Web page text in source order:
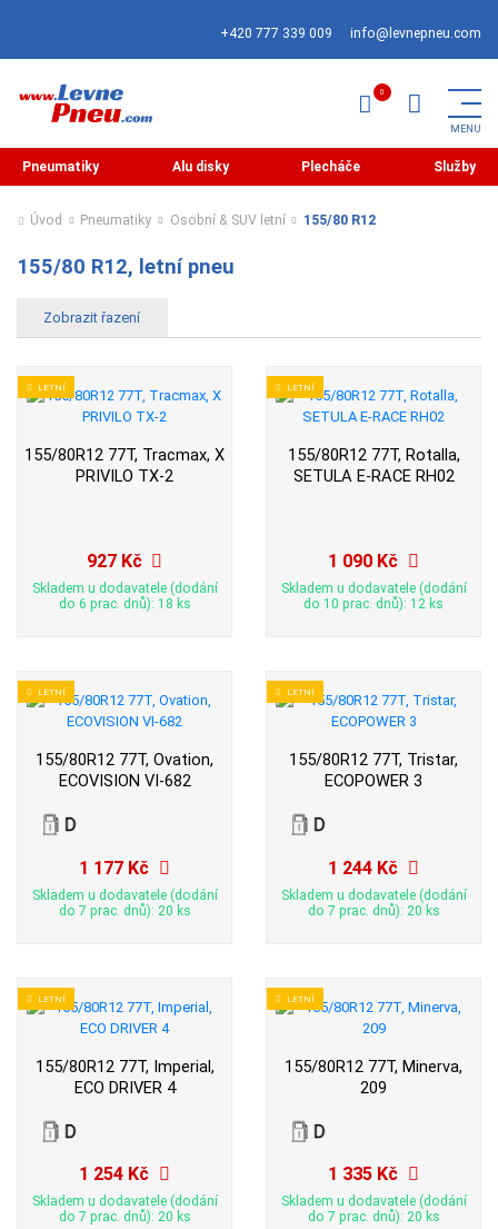
+420 777 339 009 info@levnepneu.com
Pneumatiky Alu disky Plecháče Služby
Úvod Pneumatiky Osobní & SUV letní 155/80 R12
155/80 R12, letní pneu
LETNÍ
155/80R12 77T, Tracmax, X
PRIVILO TX-2
927 Kč
Skladem u dodavatele (dodání
do 6 prac. dnů): 18 ks
LETNÍ
155/80R12 77T, Rotalla,
SETULA E-RACE RH02
1 090 Kč
Skladem u dodavatele (dodání
do 10 prac. dnů): 12 ks
LETNÍ
155/80R12 77T, Ovation,
ECOVISION VI-682
1 177 Kč
Skladem u dodavatele (dodání
do 7 prac. dnů): 20 ks
LETNÍ
155/80R12 77T, Tristar,
ECOPOWER 3
1 244 Kč
Skladem u dodavatele (dodání
do 7 prac. dnů): 20 ks
LETNÍ
155/80R12 77T, Imperial,
ECO DRIVER 4
1 254 Kč
Skladem u dodavatele (dodání
do 7 prac. dnů): 20 ks
LETNÍ
155/80R12 77T, Minerva,
209
1 335 Kč
Skladem u dodavatele (dodání
do 7 prac. dnů): 20 ks